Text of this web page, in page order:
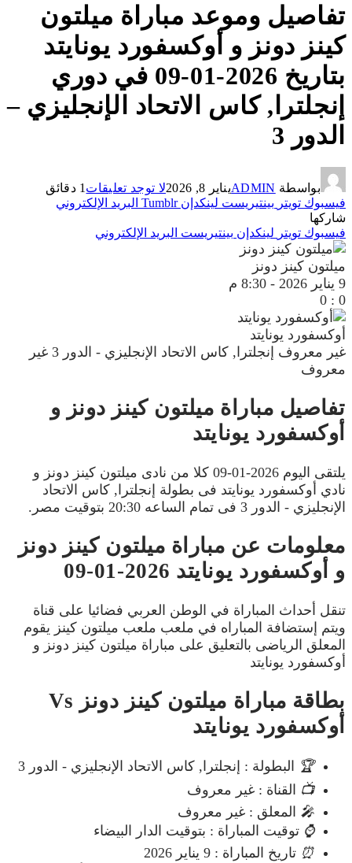
تفاصيل وموعد مباراة ميلتون
كينز دونز و أوكسفورد يونايتد
بتاريخ 2026-01-09 في دوري
إنجلترا, كاس الاتحاد الإنجليزي –
الدور 3
بواسطة ADMINيناير 8, 2026 لا توجد تعليقات 1 دقائق
فيسبوك تويتر بينتيريست لينكدإن Tumblr البريد الإلكتروني
شاركها
فيسبوك تويتر لينكدإن بينتيريست البريد الإلكتروني
ميلتون كينز دونز
9 يناير 2026
- 8:30 م
0
:
0
أوكسفورد يونايتد
غير معروف إنجلترا, كاس الاتحاد الإنجليزي - الدور 3
غير
معروف
تفاصيل مباراة ميلتون كينز دونز و
أوكسفورد يونايتد
يلتقى اليوم 2026-01-09 كلا من نادى ميلتون كينز دونز و
نادي أوكسفورد يونايتد فى بطولة إنجلترا, كاس الاتحاد
الإنجليزي - الدور 3 فى تمام الساعه 20:30 بتوقيت مصر.
معلومات عن مباراة ميلتون كينز دونز
و أوكسفورد يونايتد 2026-01-09
تنقل أحداث المباراة في الوطن العربي فضائيا على قناة
ويتم إستضافة المباراه في ملعب ملعب ميلتون كينز يقوم
المعلق الرياضى بالتعليق على مباراة ميلتون كينز دونز و
أوكسفورد يونايتد
بطاقة مباراة ميلتون كينز دونز Vs
أوكسفورد يونايتد
🏆
البطولة : إنجلترا, كاس الاتحاد الإنجليزي - الدور 3
📺 القناة : غير معروف
🎤 المعلق : غير معروف
⌚ توقيت المباراة : بتوقيت الدار البيضاء
⏰ تاريخ المباراة : 9 يناير 2026